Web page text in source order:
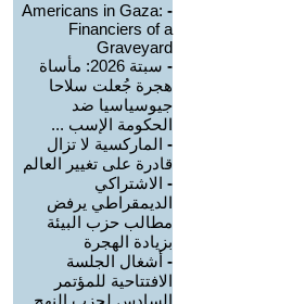
-
Americans in Gaza:
Financiers of a
Graveyard
-
سبتة 2026: مأساة
هجرة جُعلت سلاحا
جيوسياسيا ضد
الحكومة الإسب ...
- الماركسية لا تزال
قادرة على تغيير العالم
- الاشتراكي
الديمقراطي يرفض
مطالب حزب البيئة
بزيادة الهجرة
- أشغال الجلسة
الافتتاحية للمؤتمر
السادس لحزب النهج